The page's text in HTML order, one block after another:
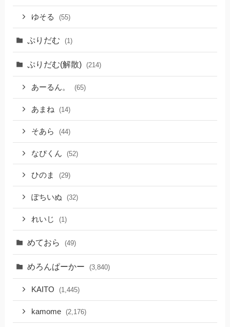
ゆそる (55)
ぷりだむ (1)
ぷりだむ(解散) (214)
あーるん。 (65)
あまね (14)
そあら (44)
なぴくん (52)
ひのま (29)
ぽちいぬ (32)
れいじ (1)
めておら (49)
めろんぱーかー (3,840)
KAITO (1,445)
kamome (2,176)